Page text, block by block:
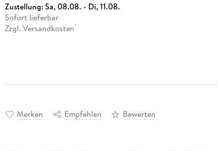
Zustellung:Sa, 08.08. - Di, 11.08.
Sofort lieferbar
Zzgl. Versandkosten *
Merken Empfehlen Bewerten